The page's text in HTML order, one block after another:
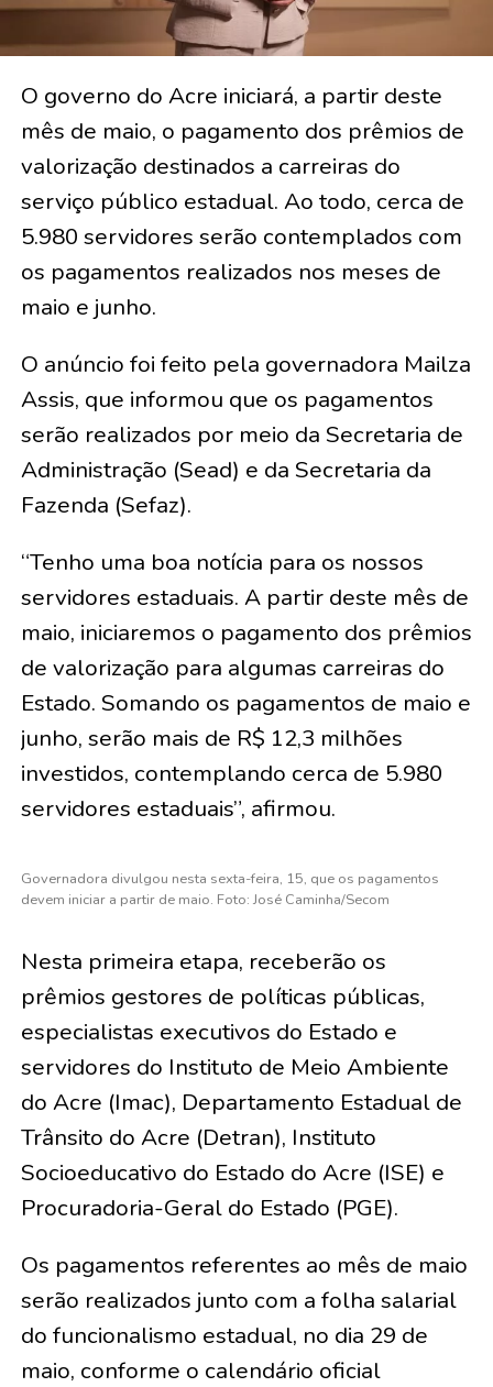
O governo do Acre iniciará, a partir deste
mês de maio, o pagamento dos prêmios de
valorização destinados a carreiras do
serviço público estadual. Ao todo, cerca de
5.980 servidores serão contemplados com
os pagamentos realizados nos meses de
maio e junho.
O anúncio foi feito pela governadora Mailza
Assis, que informou que os pagamentos
serão realizados por meio da Secretaria de
Administração (Sead) e da Secretaria da
Fazenda (Sefaz).
“Tenho uma boa notícia para os nossos
servidores estaduais. A partir deste mês de
maio, iniciaremos o pagamento dos prêmios
de valorização para algumas carreiras do
Estado. Somando os pagamentos de maio e
junho, serão mais de R$ 12,3 milhões
investidos, contemplando cerca de 5.980
servidores estaduais”, afirmou.
Governadora divulgou nesta sexta-feira, 15, que os pagamentos
devem iniciar a partir de maio. Foto: José Caminha/Secom
Nesta primeira etapa, receberão os
prêmios gestores de políticas públicas,
especialistas executivos do Estado e
servidores do Instituto de Meio Ambiente
do Acre (Imac), Departamento Estadual de
Trânsito do Acre (Detran), Instituto
Socioeducativo do Estado do Acre (ISE) e
Procuradoria-Geral do Estado (PGE).
Os pagamentos referentes ao mês de maio
serão realizados junto com a folha salarial
do funcionalismo estadual, no dia 29 de
maio, conforme o calendário oficial